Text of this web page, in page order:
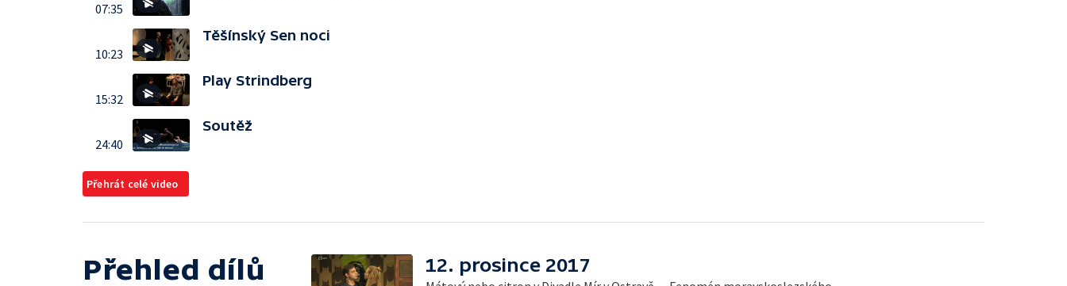
07:35
10:23
Těšínský Sen noci
15:32
Play Strindberg
24:40
Soutěž
Přehrát celé video
Přehled dílů 12. prosince 2017